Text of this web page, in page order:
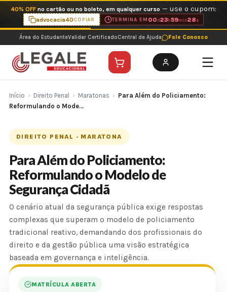
o
conteúdo
40% OFF no cartão ou no boleto, em qualquer curso — use o cupom:
advocacia40COPIAR TERMINA EM 00 d23 h59min27 s
Área do EstudanteValidar CertificadoCentral de Ajuda Fale Conosco
Início › Direito Penal › Maratonas › Para Além do Policiamento:
Reformulando o Mode…
DIREITO PENAL · MARATONA
Para Além do Policiamento:
Reformulando o Modelo de
Segurança Cidadã
O cenário atual da segurança pública exige respostas
complexas que superam o modelo de policiamento
tradicional reativo, demandando dos profissionais do
direito e da gestão pública uma visão estratégica
baseada em governança e inteligência.
MATRÍCULA ABERTA